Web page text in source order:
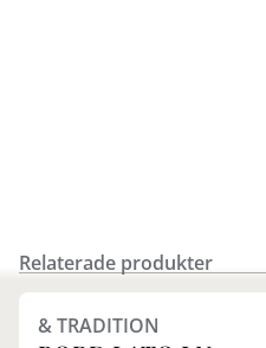
Relaterade produkter
& TRADITION